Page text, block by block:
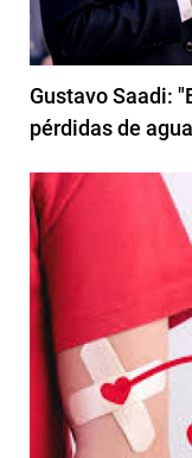
Gustavo Saadi:
pérdidas de